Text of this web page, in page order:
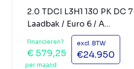
2.0 TDCI L3H1 130 PK DC
Laadbak / Euro 6 / A...
Financieren?
€ 579,25
per maand
excl. BTW
€24.950